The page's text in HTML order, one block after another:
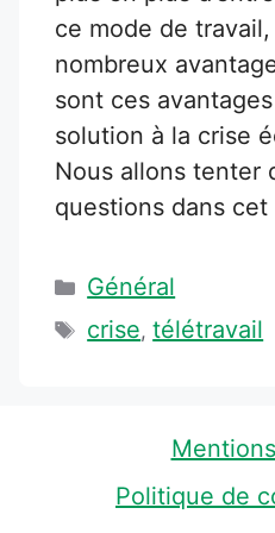
ce mode de
nombreux
sont ces
solution à la crise
Nous allons tenter
questions dans
Catégories
Général
Étiquettes
crise,télétravail
Politique de